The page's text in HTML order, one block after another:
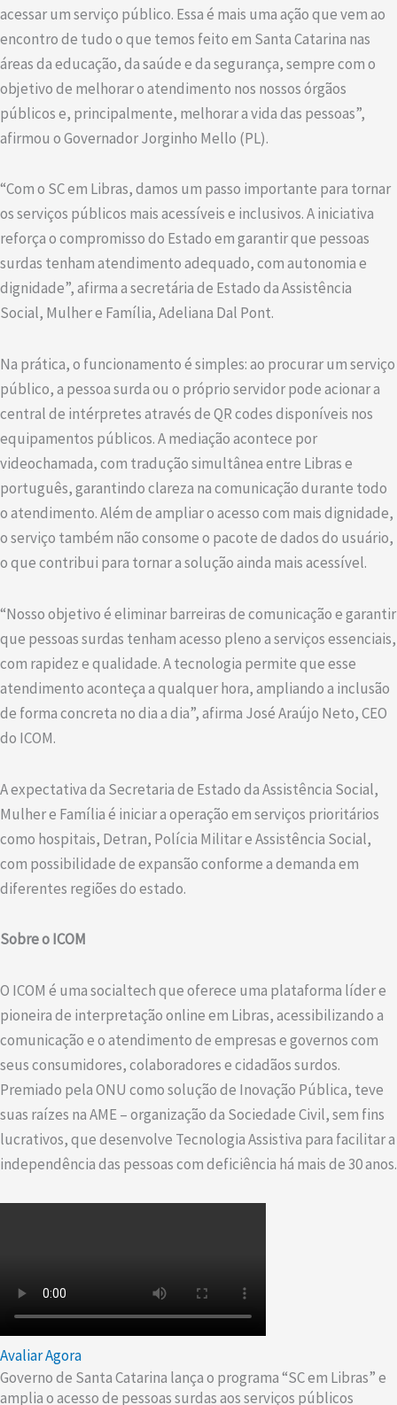
acessar um serviço público. Essa é mais uma ação que vem ao
encontro de tudo o que temos feito em Santa Catarina nas
áreas da educação, da saúde e da segurança, sempre com o
objetivo de melhorar o atendimento nos nossos órgãos
públicos e, principalmente, melhorar a vida das pessoas”,
afirmou o Governador Jorginho Mello (PL).
“Com o SC em Libras, damos um passo importante para tornar
os serviços públicos mais acessíveis e inclusivos. A iniciativa
reforça o compromisso do Estado em garantir que pessoas
surdas tenham atendimento adequado, com autonomia e
dignidade”, afirma a secretária de Estado da Assistência
Social, Mulher e Família, Adeliana Dal Pont.
Na prática, o funcionamento é simples: ao procurar um serviço
público, a pessoa surda ou o próprio servidor pode acionar a
central de intérpretes através de QR codes disponíveis nos
equipamentos públicos. A mediação acontece por
videochamada, com tradução simultânea entre Libras e
português, garantindo clareza na comunicação durante todo
o atendimento. Além de ampliar o acesso com mais dignidade,
o serviço também não consome o pacote de dados do usuário,
o que contribui para tornar a solução ainda mais acessível.
“Nosso objetivo é eliminar barreiras de comunicação e garantir
que pessoas surdas tenham acesso pleno a serviços essenciais,
com rapidez e qualidade. A tecnologia permite que esse
atendimento aconteça a qualquer hora, ampliando a inclusão
de forma concreta no dia a dia”, afirma José Araújo Neto, CEO
do ICOM.
A expectativa da Secretaria de Estado da Assistência Social,
Mulher e Família é iniciar a operação em serviços prioritários
como hospitais, Detran, Polícia Militar e Assistência Social,
com possibilidade de expansão conforme a demanda em
diferentes regiões do estado.
Sobre o ICOM
O ICOM é uma socialtech que oferece uma plataforma líder e
pioneira de interpretação online em Libras, acessibilizando a
comunicação e o atendimento de empresas e governos com
seus consumidores, colaboradores e cidadãos surdos.
Premiado pela ONU como solução de Inovação Pública, teve
suas raízes na AME – organização da Sociedade Civil, sem fins
lucrativos, que desenvolve Tecnologia Assistiva para facilitar a
independência das pessoas com deficiência há mais de 30 anos.
Avaliar Agora
Governo de Santa Catarina lança o programa “SC em Libras” e
amplia o acesso de pessoas surdas aos serviços públicos